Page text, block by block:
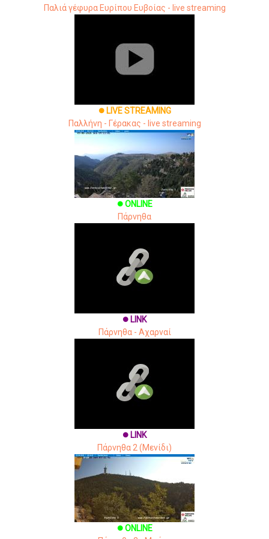
Παλιά γέφυρα Ευρίπου Ευβοίας - live streaming
brightness_1 LIVE STREAMING
Παλλήνη - Γέρακας - live streaming
brightness_1 ONLINE
Πάρνηθα
brightness_1 LINK
Πάρνηθα - Αχαρναί
brightness_1 LINK
Πάρνηθα 2 (Μενίδι)
brightness_1 ONLINE